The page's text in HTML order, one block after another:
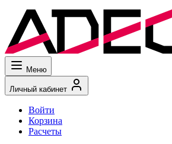
Меню
Личный кабинет
Войти
Корзина
Расчеты